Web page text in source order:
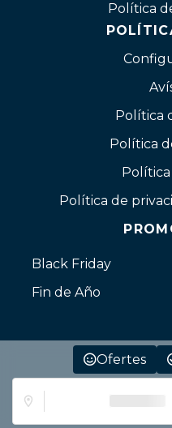
Ofertes
Política
Política
Política
Política de
Black Friday
Fin de Año